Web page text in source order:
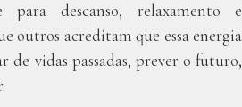
para descanso, relaxamento e
outros acreditam que essa energia
de vidas passadas, prever o futuro,